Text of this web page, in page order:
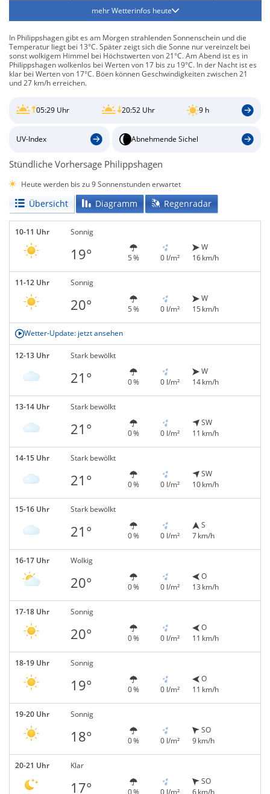
mehr Wetterinfos heute
In Philippshagen gibt es am Morgen strahlenden Sonnenschein und die
Temperatur liegt bei 13°C. Später zeigt sich die Sonne nur vereinzelt bei
sonst wolkigem Himmel bei Höchstwerten von 21°C. Am Abend ist es in
Philippshagen wolkenlos bei Werten von 17 bis zu 19°C. In der Nacht ist es
klar bei Werten von 17°C. Böen können Geschwindigkeiten zwischen 21
und 27 km/h erreichen.
05:29 Uhr 20:52 Uhr 9 h
UV-Index Abnehmende Sichel
Stündliche Vorhersage Philippshagen
Heute werden bis zu 9 Sonnenstunden erwartet
Übersicht Diagramm Regenradar
10-11 Uhr Sonnig
19° 5 % 0 l/m²
W
16 km/h
11-12 Uhr Sonnig
20° 5 % 0 l/m²
W
15 km/h
Wetter-Update: jetzt ansehen
12-13 Uhr Stark bewölkt
21° 0 % 0 l/m²
W
14 km/h
13-14 Uhr Stark bewölkt
21° 0 % 0 l/m²
SW
11 km/h
14-15 Uhr Stark bewölkt
21° 0 % 0 l/m²
SW
10 km/h
15-16 Uhr Stark bewölkt
21° 0 % 0 l/m²
S
7 km/h
16-17 Uhr Wolkig
20° 0 % 0 l/m²
O
13 km/h
17-18 Uhr Sonnig
20° 0 % 0 l/m²
O
11 km/h
18-19 Uhr Sonnig
19° 0 % 0 l/m²
O
11 km/h
19-20 Uhr Sonnig
18° 0 % 0 l/m²
SO
9 km/h
20-21 Uhr Klar
17° 0 % 0 l/m²
SO
6 km/h